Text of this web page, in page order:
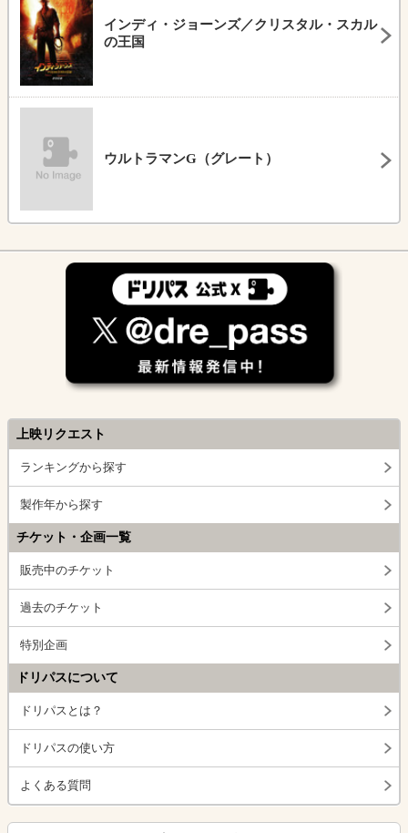
インディ・ジョーンズ／クリスタル・スカル
の王国
ウルトラマンG（グレート）
上映リクエスト
ランキングから探す
製作年から探す
チケット・企画一覧
販売中のチケット
過去のチケット
特別企画
ドリパスについて
ドリパスとは？
ドリパスの使い方
よくある質問